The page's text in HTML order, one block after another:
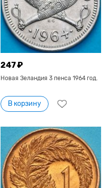
247 ₽
Новая Зеландия 3 пенса 1964 год.
В корзину